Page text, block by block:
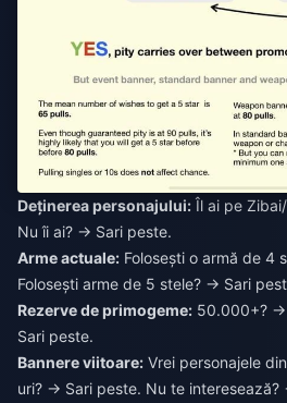
Deținerea personajului: Îl ai pe
Nu îi ai? → Sari peste.
Arme actuale: Folosești o armă de 4
Folosești arme de 5 stele? → Sari
Rezerve de primogeme: 50.000+? →
Sari peste.
Bannere viitoare: Vrei personajele
uri? → Sari peste. Nu te interesează?